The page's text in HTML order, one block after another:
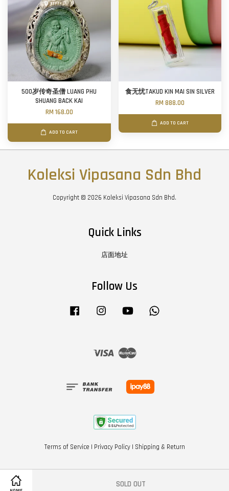
SOLD OUT
500岁传奇圣僧 LUANG PHU
SHUANG BACK KAI
RM 168.00
ADD TO CART
食无忧TAKUD KIN MAI SIN SILVER
RM 888.00
ADD TO CART
Koleksi Vipasana Sdn Bhd
Copyright © 2026 Koleksi Vipasana Sdn Bhd.
Quick Links
店面地址
Follow Us
Facebook Instagram YouTube
Visa Master
Terms of Service | Privacy Policy| Shipping & Return